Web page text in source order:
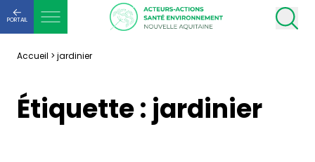
PORTAIL
Accueil > jardinier
Étiquette : jardinier